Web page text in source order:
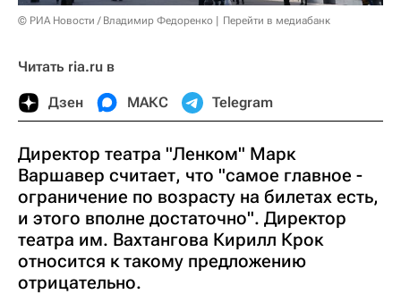
© РИА Новости / Владимир Федоренко Перейти в медиабанк
Читать ria.ru в
Дзен МАКС Telegram
Директор театра "Ленком" Марк
Варшавер считает, что "самое главное -
ограничение по возрасту на билетах есть,
и этого вполне достаточно". Директор
театра им. Вахтангова Кирилл Крок
относится к такому предложению
отрицательно.